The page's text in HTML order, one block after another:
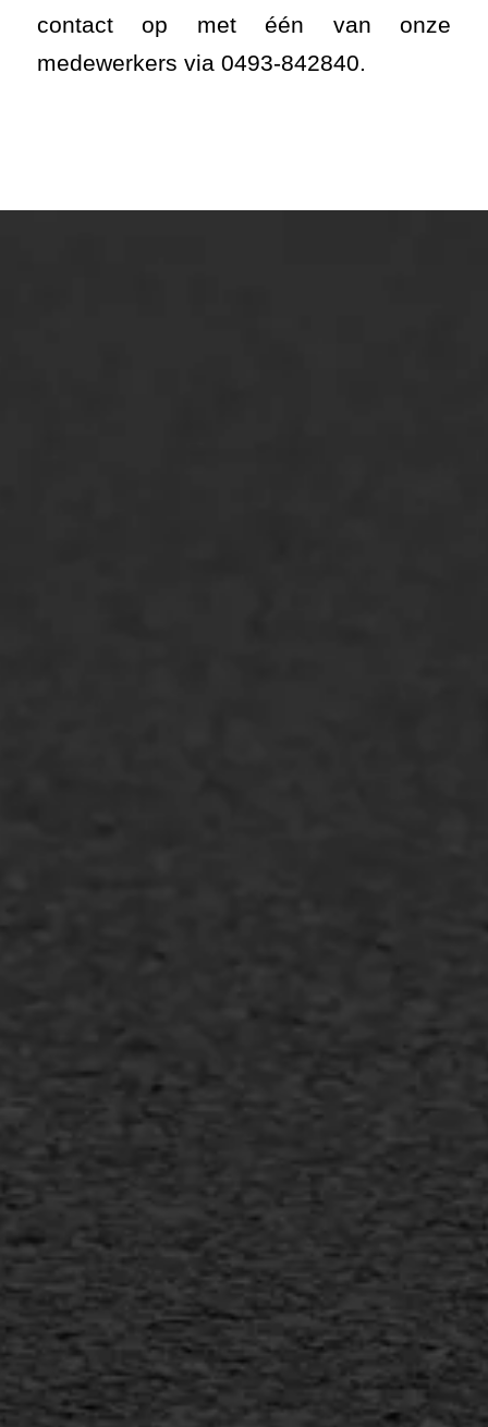
contact op met één van onze
medewerkers via 0493-842840.
Gietasfalt reparatie
Scheurreparatie
Flexigoot
Vertical seal